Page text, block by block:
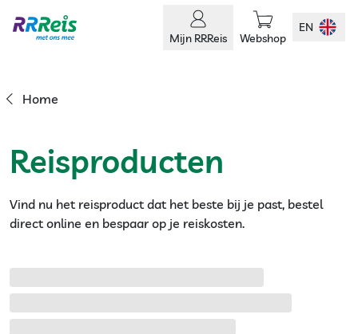
Mijn RRReis Webshop
EN
Home
Reisproducten
Vind nu het reisproduct dat het beste bij je past, bestel
direct online en bespaar op je reiskosten.